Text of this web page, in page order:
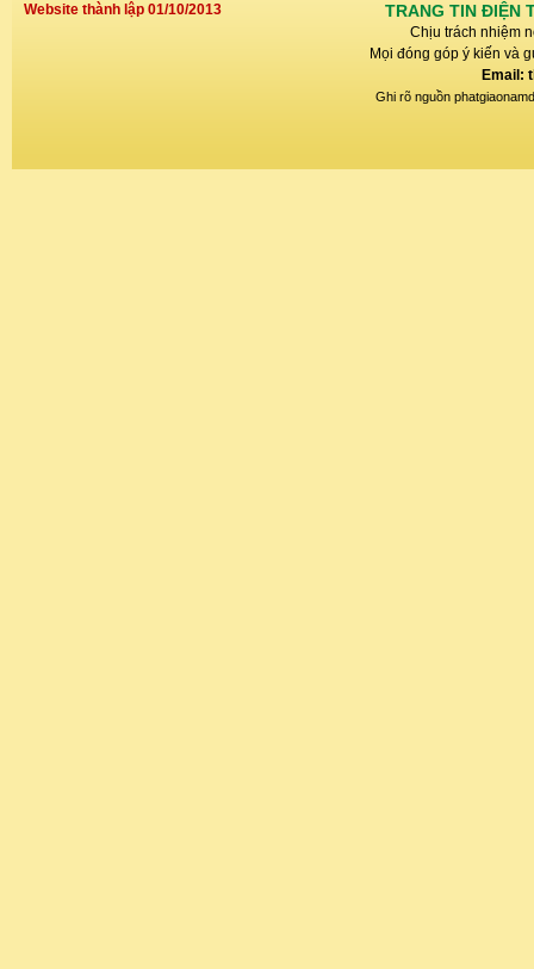
Website thành lập 01/10/2013 TRANG TIN ĐIỆN
Chịu trách nhiệm
Mọi đóng góp ý kiến và
Email:
Ghi rõ nguồn